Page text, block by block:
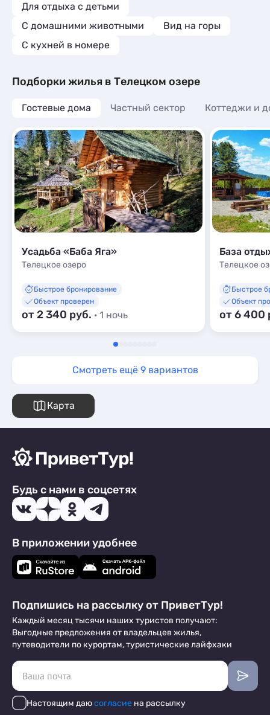
Для отдыха с детьми
С домашними животными
Вид на горы
C кухней в номере
Подборки жилья в Телецком озере
Гостевые дома Частный сектор Коттеджи и
Усадьба «Баба Яга»
Телецкое озеро
Быстрое бронирование
Объект проверен
от 2 340 руб. · 1 ночь
База
Телецкое
Быстрое
Объект
от 6 400
Смотреть ещё 9 вариантов
Карта
Будь с нами в соцсетях
В приложении удобнее
Подпишись на рассылку от ПриветТур!
Каждый месяц тысячи наших туристов получают:
Выгодные предложения от владельцев жилья,
путеводители по курортам, туристические лайфхаки
Настоящим даюсогласие на рассылку